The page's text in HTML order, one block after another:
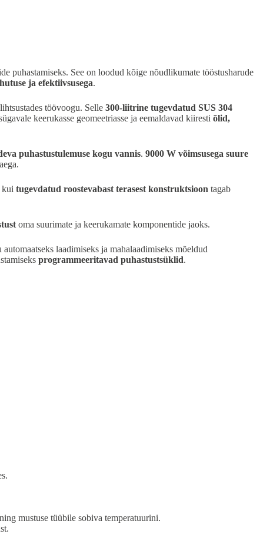
puhastamiseks. See on loodud kõige nõudlikumate tööstusharude
ja efektiivsusega.
töövoogu. Selle 300-liitrine tugevdatud SUS 304
keerukasse geomeetriasse ja eemaldavad kiiresti õlid,
puhastustulemuse kogu vannis. 9000 W võimsusega suure
kui tugevdatud roostevabast terasest konstruktsioon tagab
oma suurimate ja keerukamate komponentide jaoks.
laadimiseks ja mahalaadimiseks mõeldud
programmeeritavad puhastustsüklid.
mustuse tüübile sobiva temperatuurini.